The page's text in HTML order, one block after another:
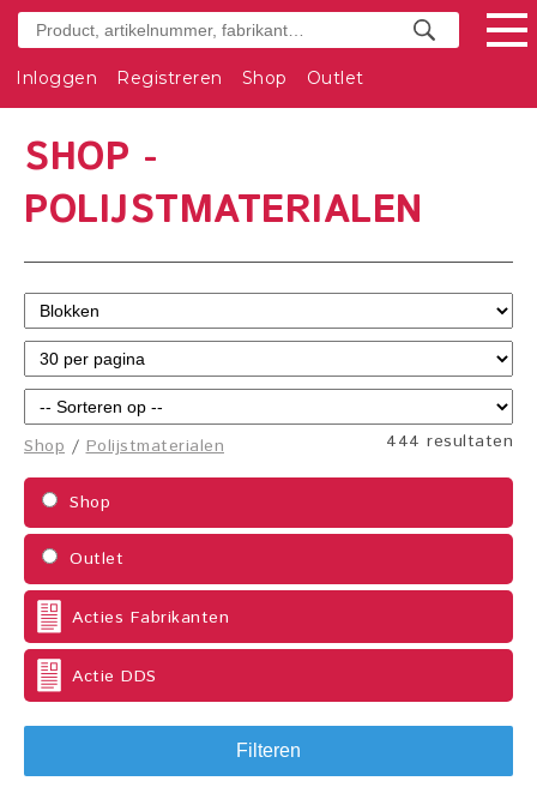
Inloggen Registreren Shop Outlet
SHOP -
POLIJSTMATERIALEN
444 resultaten
Shop /Polijstmaterialen
Shop
Outlet
Acties Fabrikanten
Actie DDS
Filteren